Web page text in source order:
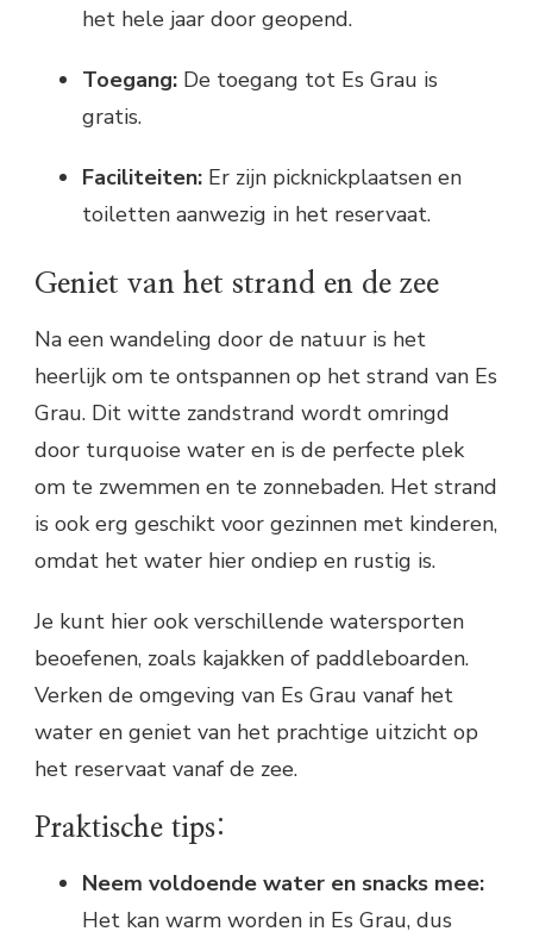
het hele jaar door geopend.
Toegang: De toegang tot Es Grau is
gratis.
Faciliteiten: Er zijn picknickplaatsen en
toiletten aanwezig in het reservaat.
Geniet van het strand en de zee
Na een wandeling door de natuur is het
heerlijk om te ontspannen op het strand van Es
Grau. Dit witte zandstrand wordt omringd
door turquoise water en is de perfecte plek
om te zwemmen en te zonnebaden. Het strand
is ook erg geschikt voor gezinnen met kinderen,
omdat het water hier ondiep en rustig is.
Je kunt hier ook verschillende watersporten
beoefenen, zoals kajakken of paddleboarden.
Verken de omgeving van Es Grau vanaf het
water en geniet van het prachtige uitzicht op
het reservaat vanaf de zee.
Praktische tips:
Neem voldoende water en snacks mee:
Het kan warm worden in Es Grau, dus